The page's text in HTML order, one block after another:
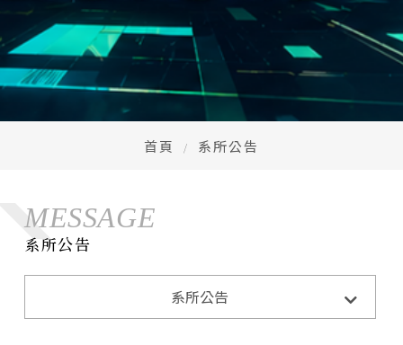
首頁 系所公告
MESSAGE
系所公告
系所公告系所公告 招生訊息